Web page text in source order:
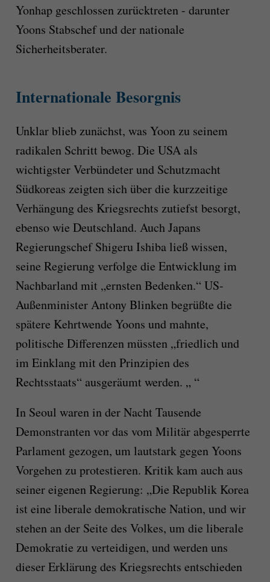
Yonhap geschlossen zurücktreten - darunter
Yoons Stabschef und der nationale
Sicherheitsberater.
Internationale Besorgnis
Unklar blieb zunächst, was Yoon zu seinem
radikalen Schritt bewog. Die USA als
wichtigster Verbündeter und Schutzmacht
Südkoreas zeigten sich über die kurzzeitige
Verhängung des Kriegsrechts zutiefst besorgt,
ebenso wie Deutschland. Auch Japans
Regierungschef Shigeru Ishiba ließ wissen,
seine Regierung verfolge die Entwicklung im
Nachbarland mit „ernsten Bedenken.“ US-
Außenminister Antony Blinken begrüßte die
spätere Kehrtwende Yoons und mahnte,
politische Differenzen müssten „friedlich und
im Einklang mit den Prinzipien des
Rechtsstaats“ ausgeräumt werden. „ “
In Seoul waren in der Nacht Tausende
Demonstranten vor das vom Militär abgesperrte
Parlament gezogen, um lautstark gegen Yoons
Vorgehen zu protestieren. Kritik kam auch aus
seiner eigenen Regierung: „Die Republik Korea
ist eine liberale demokratische Nation, und wir
stehen an der Seite des Volkes, um die liberale
Demokratie zu verteidigen, und werden uns
dieser Erklärung des Kriegsrechts entschieden